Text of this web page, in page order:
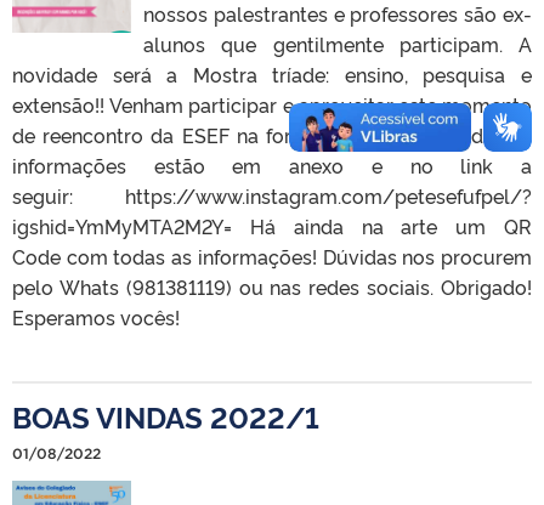
nossos palestrantes e professores são ex-
alunos que gentilmente participam. A
novidade será a Mostra tríade: ensino, pesquisa e
extensão!! Venham participar e aproveitar este momento
de reencontro da ESEF na forma presencial. Todas as
informações estão em anexo e no link a
seguir: https://www.instagram.com/petesefufpel/?
igshid=YmMyMTA2M2Y= Há ainda na arte um QR
Code com todas as informações! Dúvidas nos procurem
pelo Whats (981381119) ou nas redes sociais. Obrigado!
Esperamos vocês!
BOAS VINDAS 2022/1
01/08/2022